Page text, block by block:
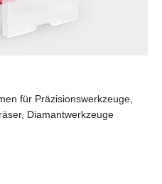
für Präzisionswerkzeuge,
Diamantwerkzeuge